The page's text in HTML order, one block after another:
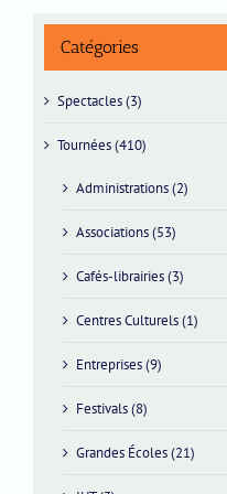
Catégories
Spectacles (3)
Tournées (410)
Administrations (2)
Associations (53)
Cafés-librairies (3)
Centres Culturels (1)
Entreprises (9)
Festivals (8)
Grandes Écoles (21)